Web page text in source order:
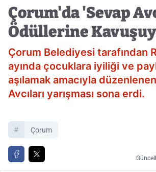
Çorum'da 'Sevap
Ödüllerine
Çorum Belediyesi tarafından
ayında çocuklara iyiliği ve
aşılamak amacıyla
Avcıları yarışması sona erdi.
Çorum